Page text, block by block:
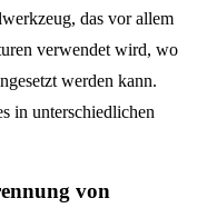
das vor allem
verwendet wird, wo
werden kann.
in unterschiedlichen
von